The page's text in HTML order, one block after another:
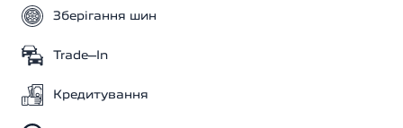
Зберігання шин
Trade–In
Кредитування